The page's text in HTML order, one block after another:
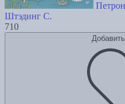
Штэдинг С.
710